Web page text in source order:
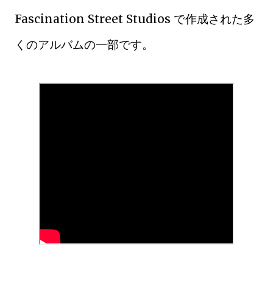
Fascination Street Studios で作成された多
くのアルバムの一部です。